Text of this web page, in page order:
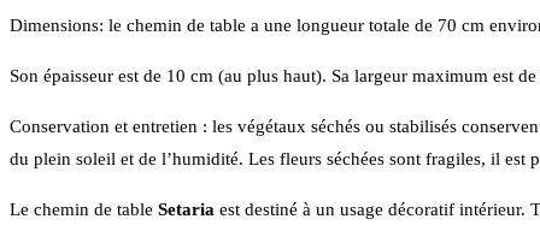
Dimensions: le chemin de table a une longueur totale de 70 cm
Son épaisseur est de 10 cm (au plus haut). Sa largeur maximum est
Conservation et entretien : les végétaux séchés ou stabilisés
du plein soleil et de l’humidité. Les fleurs séchées sont fragiles, il est
Le chemin de table Setaria est destiné à un usage décoratif intérieur.